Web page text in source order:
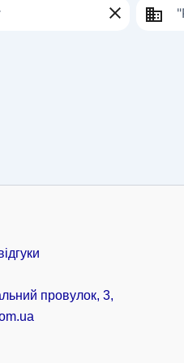
провулок, 3,